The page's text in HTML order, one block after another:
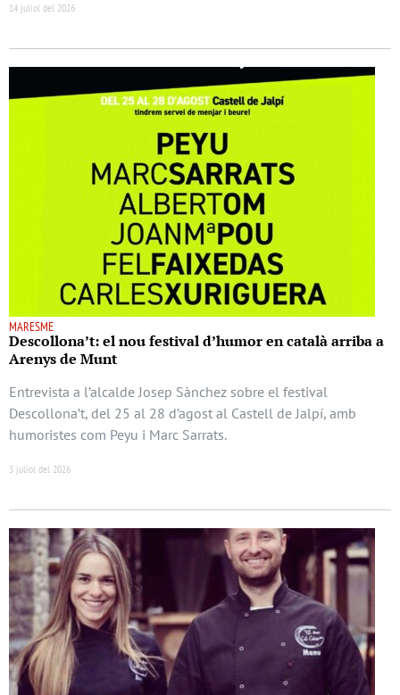
14 juliol del 2026
MARESME
Descollona’t: el nou festival d’humor en català arriba a
Arenys de Munt
Entrevista a l’alcalde Josep Sànchez sobre el festival
Descollona’t, del 25 al 28 d’agost al Castell de Jalpí, amb
humoristes com Peyu i Marc Sarrats.
3 juliol del 2026